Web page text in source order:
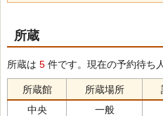
所蔵
所蔵は 5 件です。現在の予約待ち
所蔵館 所蔵場所
中央
一般